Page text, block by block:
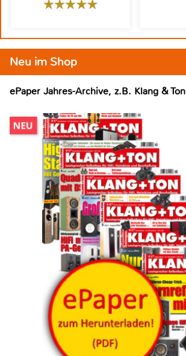
Neu im Shop
ePaper Jahres-Archive, z.B. Klang & Ton